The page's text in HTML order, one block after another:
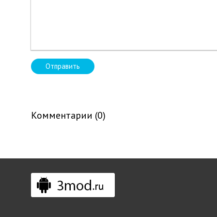
Отправить
Комментарии (0)